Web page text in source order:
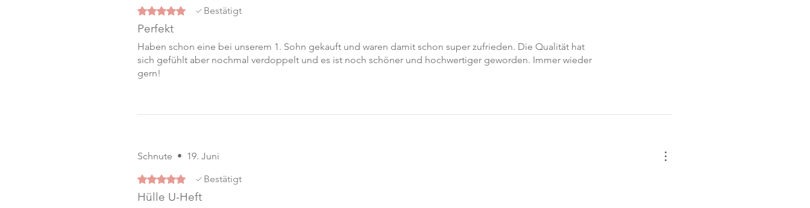
Mit 5 von 5 Sternen bewertet.
Bestätigt
Perfekt
Haben schon eine bei unserem 1. Sohn gekauft und waren damit schon super zufrieden. Die Qualität hat
sich gefühlt aber nochmal verdoppelt und es ist noch schöner und hochwertiger geworden. Immer wieder
gern!
Schnute • 19. Juni
Mit 5 von 5 Sternen bewertet.
Bestätigt
Hülle U-Heft